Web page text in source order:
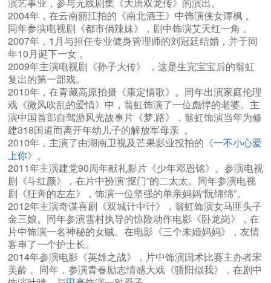
2004年，在云南丽江拍的《南北酒王》中饰演侠女谭枫 。
同年参演电视剧《都市俏辣妹》，剧中饰演艾天红一角 。
2007年，1月与担任专业健身管理师的刘冠廷结婚，并于同
年10月诞下一女 。
2009年主演电视剧《孙子大传》 ，这是生完宝宝后的翁虹
复出的第一部戏。
2010年，在青藏高原拍摄《康定情歌》。同年出演家庭伦理
戏《微风吹乱的爱情》中，翁虹饰演了一位彪悍的老婆。主
演中国首部自驾游风光故事片《梦.路》，翁虹饰演当年为修
建318国道而离开年幼儿子的解放军母亲 。
2010年，主演了由湖南卫视及芒果影业投拍的《一不小心爱
上你》。
2011年主演建党90周年献礼影片《少年邓恩铭》。参演电视
剧《斗红颜》，在片中扮演“抠门”的二太太。同年参演电视
剧《狂奔的左左》，饰演一位坚强的单亲妈妈“阮绵绵”。
2012年主演奇谋喜剧《双城计中计》，翁虹饰演女马匪头子
金三娘。同年参演雪村执导的惊险动作电影《卧龙岗》，在
片中饰演一名神秘的女贼。在电影《三个未婚妈妈》，友情
客串了一个护士长。
2014年参演电影《英雄之战》，片中饰演国术比赛主办者宋
美龄 。同年，参演青春励志情感大戏《骄阳似我》，在剧中